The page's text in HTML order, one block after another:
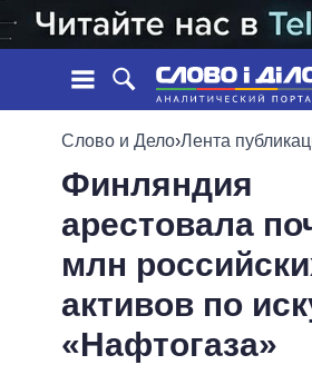
НОВОСТИ
ЛЕНТА
СОБЫТИЯ
СТАТЬИ
МНЕНИЯ
ОБЗОРЫ
ДАЙДЖЕСТЫ
ОБЕЩАНИЯ
ПОЛИТИКИ
ВСЕ ПОЛИТИКИ
ПРЕЗИДЕНТ И ОФИС
ВЕРХОВНАЯ РАДА
ВИДЕО
Слово и Дело›Лента
Финляндия
арестовала
млн
активов по
«Нафтогаза»